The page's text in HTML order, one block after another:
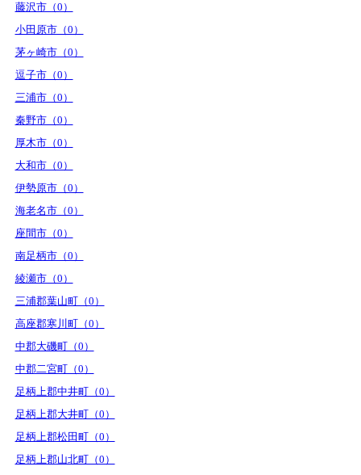
藤沢市（0）
小田原市（0）
茅ヶ崎市（0）
逗子市（0）
三浦市（0）
秦野市（0）
厚木市（0）
大和市（0）
伊勢原市（0）
海老名市（0）
座間市（0）
南足柄市（0）
綾瀬市（0）
三浦郡葉山町（0）
高座郡寒川町（0）
中郡大磯町（0）
中郡二宮町（0）
足柄上郡中井町（0）
足柄上郡大井町（0）
足柄上郡松田町（0）
足柄上郡山北町（0）